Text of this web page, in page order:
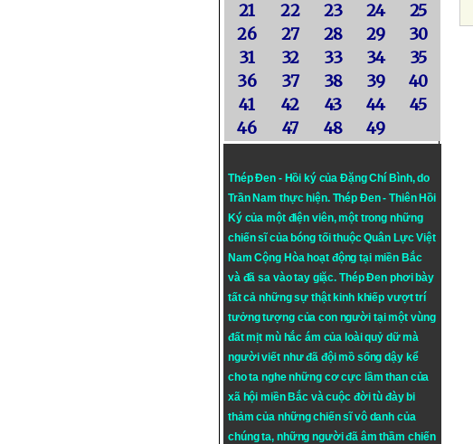
21
22 23 24
25
26
27 28 29
30
31
32 33 34
35
36
37 38 39
40
41
42 43 44
45
46
47 48 49
Thép Đen - Hồi ký của Đặng Chí Bình, do
Trần Nam thực hiện. Thép Đen- Thiên Hồi
Ký của một điện viên, một trong những
chiến sĩ của bóng tối thuộc Quân Lực Việt
Nam Cộng Hòa hoạt động tại miền Bắc
và đã sa vào tay giặc. Thép Đen phơi bày
tất cả những sự thật kinh khiếp vượt trí
tưởng tượng của con người tại một vùng
đất mịt mù hắc ám của loài quỷ dữ mà
người viết như đã đội mồ sống dậy kể
cho ta nghe những cơ cực lầm than của
xã hội miền Bắc và cuộc đời tù đày bi
thảm của những chiến sĩ vô danh của
chúng ta, những người đã âm thầm chiến